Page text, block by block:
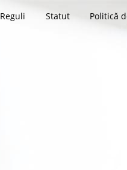
Reguli Statut Politică